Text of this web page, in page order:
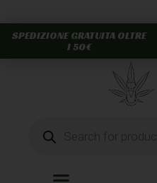
SPEDIZIONE GRATUITA OLTRE
I 50€